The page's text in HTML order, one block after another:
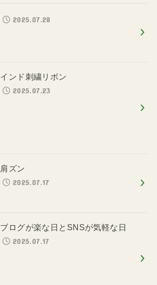
2025.07.28
インド刺繍リボン
2025.07.23
肩ズン
2025.07.17
ブログが楽な日とSNSが気軽な日
2025.07.17